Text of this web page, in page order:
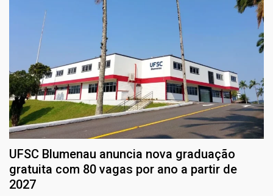
UFSC Blumenau anuncia nova graduação
gratuita com 80 vagas por ano a partir de
2027